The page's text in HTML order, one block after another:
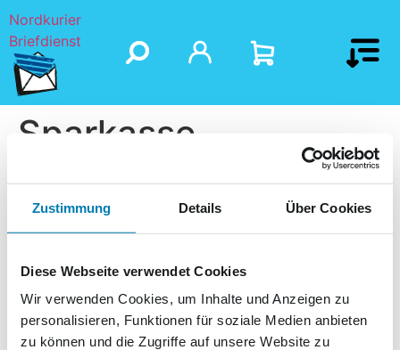
Zustimmung Details Über Cookies
Diese Webseite verwendet Cookies
Wir verwenden Cookies, um Inhalte und Anzeigen zu
personalisieren, Funktionen für soziale Medien anbieten
zu können und die Zugriffe auf unsere Website zu
Nordkurier
Briefdienst
Sparkasse
Neubrandenburg-
Demmin